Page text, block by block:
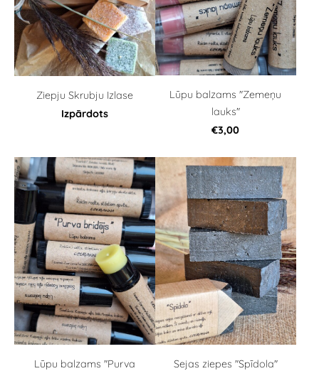
Ziepju Skrubju Izlase
Izpārdots
Lūpu balzams "Zemeņu
lauks"
€3,00
Lūpu balzams "Purva
Sejas ziepes "Spīdola"